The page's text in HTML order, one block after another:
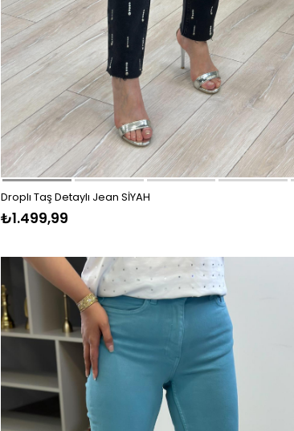
Droplı Taş Detaylı Jean SİYAH
₺1.499,99